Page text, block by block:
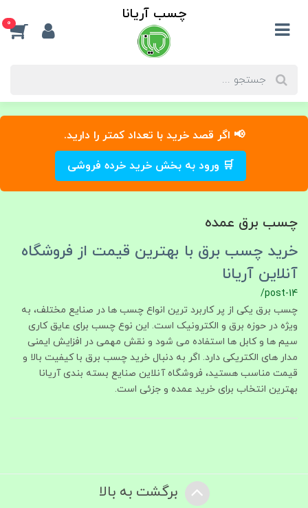
📢 اگر قصد خرید با تعداد کمتر را دارید.
🛒 ورود به بخش خرید خرده فروشی
چسب آریانا 0
چسب برق عمده
خرید چسب برق با بهترین قیمت از فروشگاه
آنلاین آریانا
/post-14
چسب برق یکی از پر کاربرد ترین انواع چسب‌ ها در صنایع مختلف، به‌
ویژه در حوزه برق و الکترونیک است. این نوع چسب برای عایق‌ کاری
سیم‌ ها و کابل‌ ها استفاده می‌ شود و نقش مهمی در افزایش ایمنی
مدار های الکتریکی دارد. اگر به‌ دنبال خرید چسب برق با کیفیت بالا و
قیمت مناسب هستید، فروشگاه آنلاین صنایع بسته‌ بندی آریانا
بهترین انتخاب برای خرید عمده و جزئی است.
برگشت به بالا